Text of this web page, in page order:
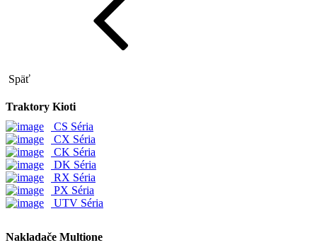
Späť
Traktory Kioti
CS Séria
CX Séria
CK Séria
DK Séria
RX Séria
PX Séria
UTV Séria
Nakladače Multione